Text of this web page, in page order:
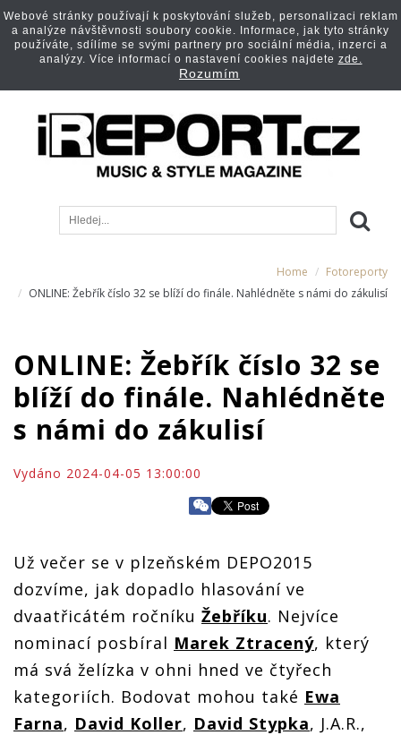
Home
Fotoreporty
ONLINE: Žebřík číslo 32 se blíží do finále. Nahlédněte s námi do zákulisí
ONLINE: Žebřík číslo 32 se
blíží do finále. Nahlédněte
s námi do zákulisí
Vydáno 2024-04-05 13:00:00
Už večer se v plzeňském DEPO2015
dozvíme, jak dopadlo hlasování ve
dvaatřicátém ročníku Žebříku. Nejvíce
nominací posbíral Marek Ztracený, který
má svá želízka v ohni hned ve čtyřech
kategoriích. Bodovat mohou také Ewa
Farna, David Koller, David Stypka, J.A.R.,
Webové stránky používají k poskytování služeb, personalizaci reklam
a analýze návštěvnosti soubory cookie. Informace, jak tyto stránky
používáte, sdílíme se svými partnery pro sociální média, inzerci a
analýzy. Více informací o nastavení cookies najdete zde.
Rozumím